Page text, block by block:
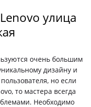
улица
очень большим
дизайну и
но если
то мастера всегда
Необходимо